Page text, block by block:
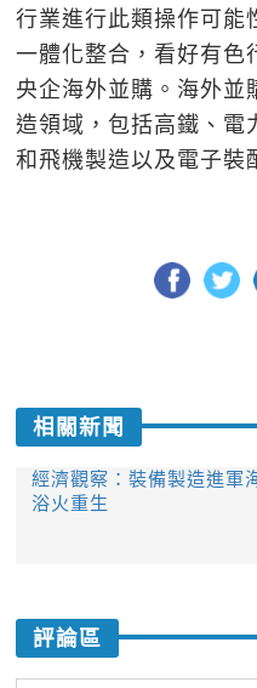
行業進行此類操作可能
一體化整合，看好有色
央企海外並購。海外並
造領域，包括高鐵、電
和飛機製造以及電子裝
相關新聞
經濟觀察：裝備製造進軍
浴火重生
評論區